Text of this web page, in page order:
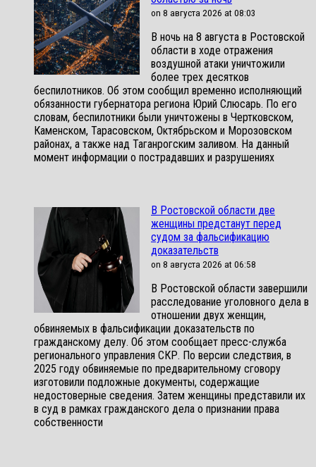
on 8 августа 2026 at 08:03
В ночь на 8 августа в Ростовской
области в ходе отражения
воздушной атаки уничтожили
более трех десятков
беспилотников. Об этом сообщил временно исполняющий
обязанности губернатора региона Юрий Слюсарь. По его
словам, беспилотники были уничтожены в Чертковском,
Каменском, Тарасовском, Октябрьском и Морозовском
районах, а также над Таганрогским заливом. На данный
момент информации о пострадавших и разрушениях
В Ростовской области две
женщины предстанут перед
судом за фальсификацию
доказательств
on 8 августа 2026 at 06:58
В Ростовской области завершили
расследование уголовного дела в
отношении двух женщин,
обвиняемых в фальсификации доказательств по
гражданскому делу. Об этом сообщает пресс-служба
регионального управления СКР. По версии следствия, в
2025 году обвиняемые по предварительному сговору
изготовили подложные документы, содержащие
недостоверные сведения. Затем женщины представили их
в суд в рамках гражданского дела о признании права
собственности